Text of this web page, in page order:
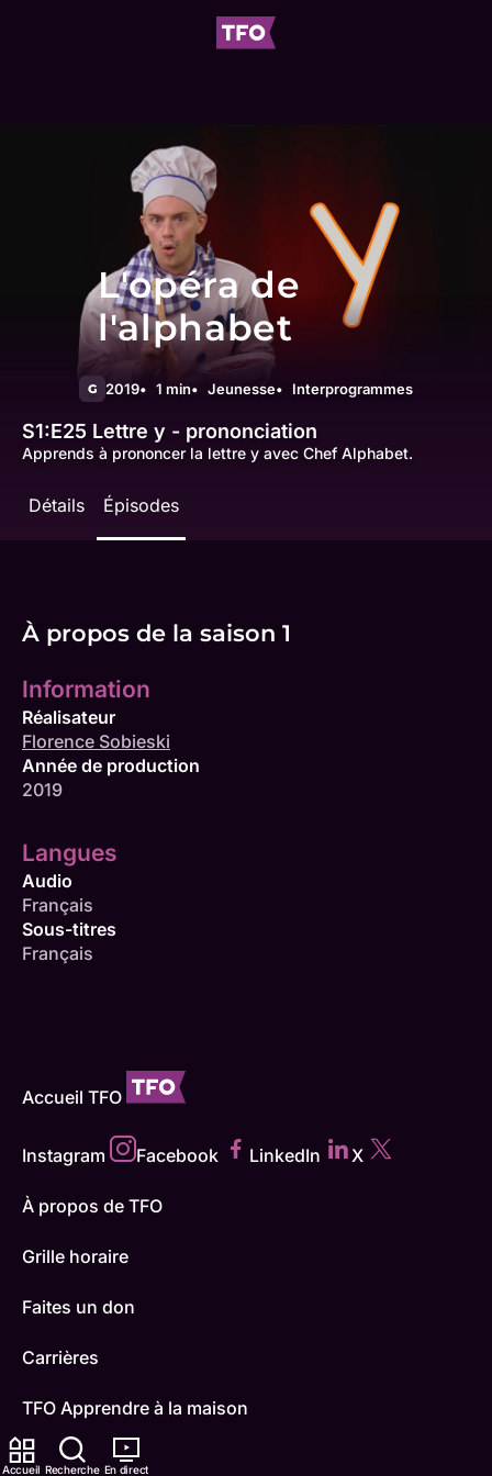
Accueil Recherche En direct
L'opéra de
l'alphabet
G 2019 1 min Jeunesse Interprogrammes
S1:E25 Lettre y - prononciation
Apprends à prononcer la lettre y avec Chef Alphabet.
Détails Épisodes
À propos de la saison 1
Information
Réalisateur
Florence Sobieski
Année de production
2019
Langues
Audio
Français
Sous-titres
Français
Accueil TFO
Instagram Facebook LinkedIn X
À propos de TFO
Grille horaire
Faites un don
Carrières
TFO Apprendre à la maison
Comment nous capter